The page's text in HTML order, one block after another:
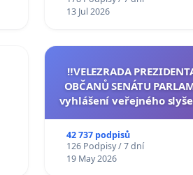
Charles University
13 Jul 2026
‼️VELEZRADA
OBČANŮ SENÁTU
vyhlášení veřejného
na přijetí usnesení k
žaloby na prezidenta
42 737 podpisů
126 Podpisy / 7 dní
19 May 2026